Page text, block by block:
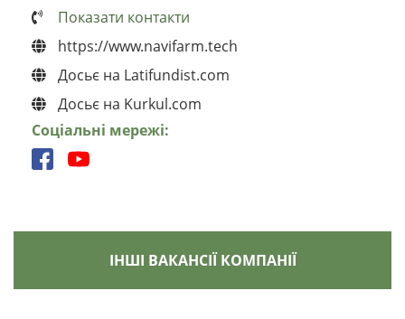
Показати контакти
https://www.navifarm.tech
Досьє на Latifundist.com
Досьє на Kurkul.com
Соціальні мережі:
ІНШІ ВАКАНСІЇ КОМПАНІЇ